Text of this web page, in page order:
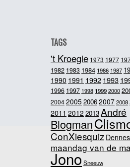
TAGS
't Kroegie 1973 1977
1982 1983 1984 1986 1987
1990 1991 19921993
1996 1997 1998 1999 2000
20042005 200620072008
2011 2012 2013André
Blogman
ConXiesquiz Dennes
maandag van de
JonoSneeuw